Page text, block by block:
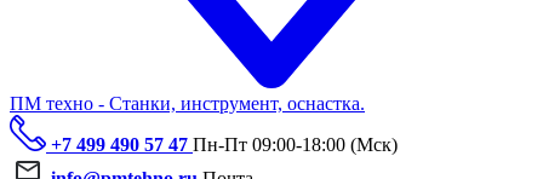
ПМ техно - Станки, инструмент, оснастка.
+7 499 490 57 47 Пн-Пт 09:00-18:00 (Мск)